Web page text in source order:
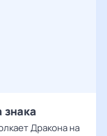
Дракона на